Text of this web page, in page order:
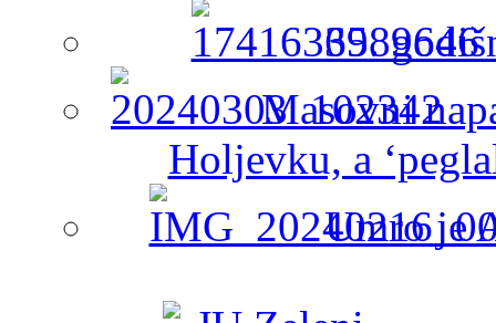
65.
Masovni
Holjevku, a
Umro je